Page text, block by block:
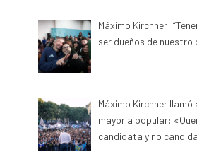
Máximo Kirchner:
ser dueños de nuestro
Máximo Kirchner
mayoría popular:
candidata y no